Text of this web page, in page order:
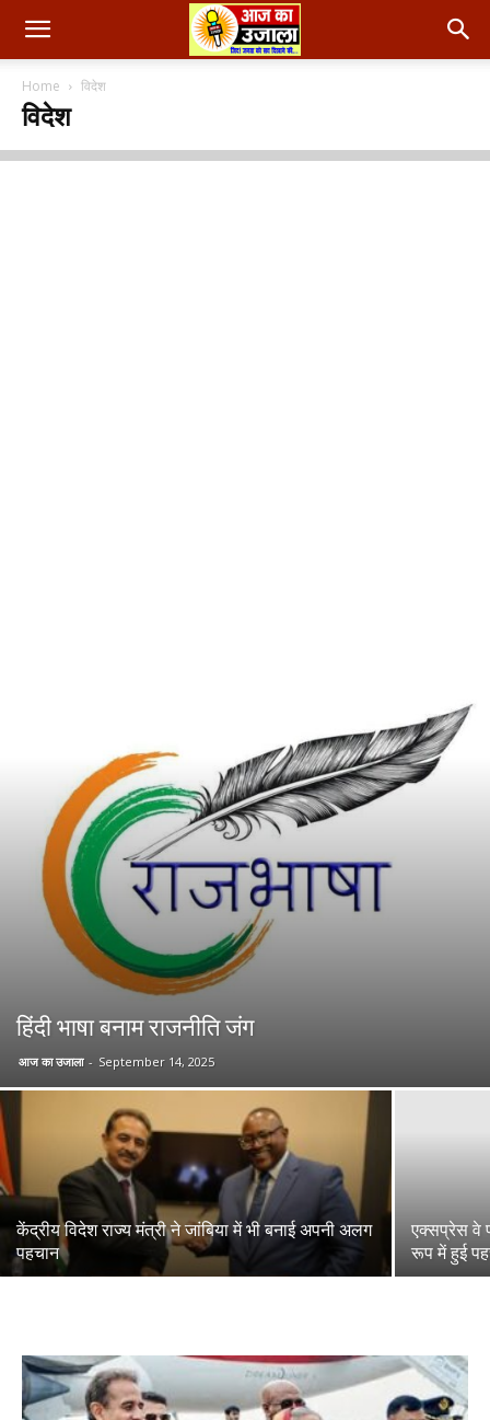
Home विदेश
विदेश
हिंदी भाषा बनाम राजनीति जंग
आज का उजाला - September 14, 2025
केंद्रीय विदेश राज्य मंत्री ने जांबिया में भी बनाई अपनी अलग
पहचान
एक्सप्रेस वे
रूप में हुई